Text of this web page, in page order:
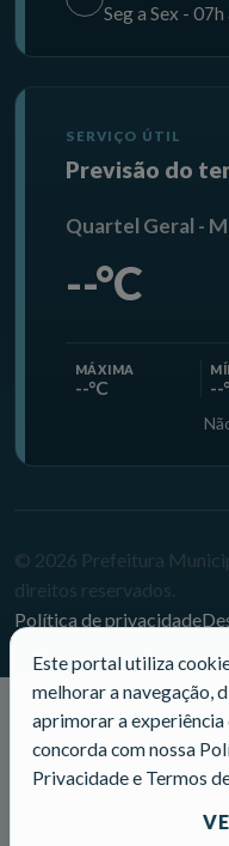
Seg a Sex - 07h
SERVIÇO ÚTIL
Previsão do
Quartel Geral -
--°C
MÁXIMA
--°C --
© 2026 Prefeitura
direitos reservados.
Política de privacidade
Este portal utiliza
melhorar a navegação,
aprimorar a experiência
concorda com nossa
Privacidade e Termos